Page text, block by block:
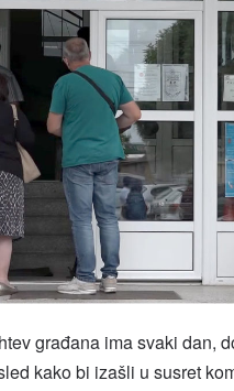
građana ima svaki dan,
kako bi izašli u susret